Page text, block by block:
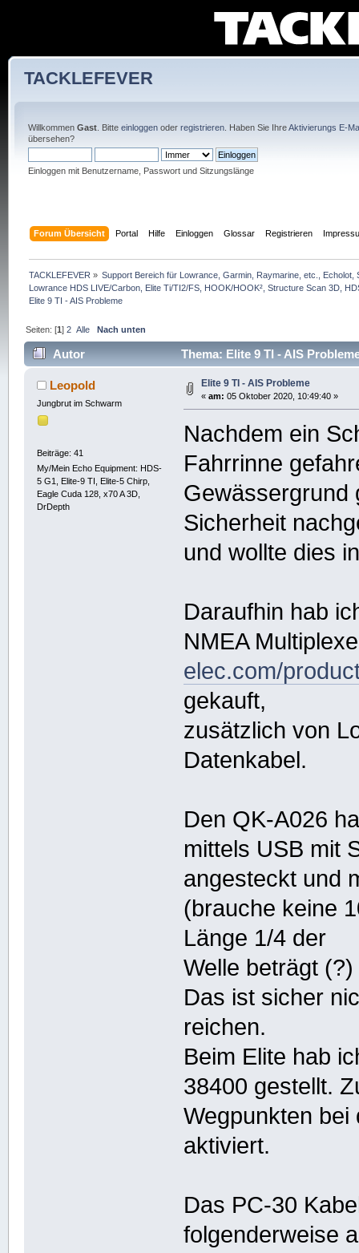
TACKLEFEVER
Willkommen Gast. Bitte einloggenoder registrieren. Haben Sie IhreAktivierungs E-
übersehen?
Einloggen mit Benutzername, Passwort und Sitzungslänge
Forum Übersicht Portal Hilfe Einloggen Glossar Registrieren
TACKLEFEVER » Support Bereich für Lowrance, Garmin, Raymarine, etc.,
Lowrance HDS LIVE/Carbon, Elite Ti/TI2/FS, HOOK/HOOK², Structure Scan 3D,
Elite 9 TI - AIS Probleme
Seiten: [1]2 Alle Nach unten
Autor Thema: Elite 9 TI - AIS
Leopold
Jungbrut im Schwarm
Beiträge: 41
My/Mein Echo Equipment: HDS-
5 G1, Elite-9 TI, Elite-5 Chirp,
Eagle Cuda 128, x70 A 3D,
DrDepth
Elite 9 TI - AIS Probleme
« am: 05 Oktober 2020, 10:49:40 »
Nachdem ein
Fahrrinne
Gewässergrund
Sicherheit
und wollte dies
Daraufhin hab
NMEA
elec.com/
gekauft,
zusätzlich von
Datenkabel.
Den QK-A026
mittels USB mit
angesteckt und
(brauche keine
Länge 1/4 der
Welle beträgt
Das ist sicher
reichen.
Beim Elite hab
38400 gestellt.
Wegpunkten bei
aktiviert.
Das PC-30
folgenderweise